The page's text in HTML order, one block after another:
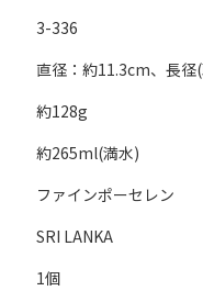
3-336
直径：約11.3cm、長
約128g
約265ml(満水)
ファインポーセレン
SRI LANKA
1個